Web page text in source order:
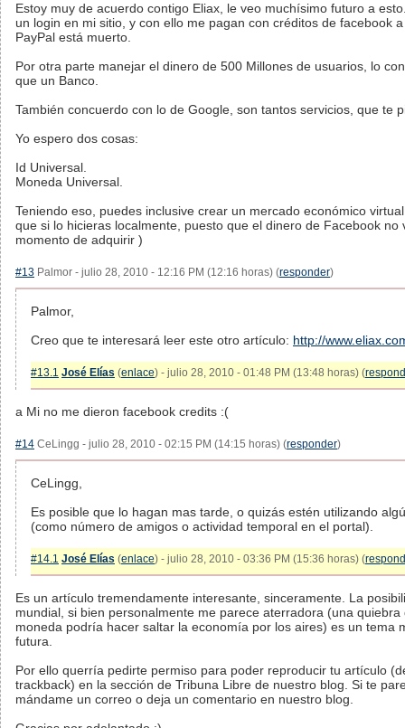
Estoy muy de acuerdo contigo Eliax, le veo muchísimo futuro a
un login en mi sitio, y con ello me pagan con créditos de facebook
PayPal está muerto.
Por otra parte manejar el dinero de 500 Millones de usuarios, lo
que un Banco.
También concuerdo con lo de Google, son tantos servicios, que te
Yo espero dos cosas:
Id Universal.
Moneda Universal.
Teniendo eso, puedes inclusive crear un mercado económico
que si lo hicieras localmente, puesto que el dinero de Facebook
momento de adquirir )
#13 Palmor - julio 28, 2010 - 12:16 PM (12:16 horas) (responder)
Palmor,
Creo que te interesará leer este otro artículo: http://
#13.1 José Elías (enlace) - julio 28, 2010 - 01:48 PM (13:48 horas) (
a Mi no me dieron facebook credits :(
#14 CeLingg - julio 28, 2010 - 02:15 PM (14:15 horas) (responder)
CeLingg,
Es posible que lo hagan mas tarde, o quizás estén utilizando
(como número de amigos o actividad temporal en el portal).
#14.1 José Elías (enlace) - julio 28, 2010 - 03:36 PM (15:36 horas) (
Es un artículo tremendamente interesante, sinceramente. La
mundial, si bien personalmente me parece aterradora (una
moneda podría hacer saltar la economía por los aires) es un tema
futura.
Por ello querría pedirte permiso para poder reproducir tu artículo
trackback) en la sección de Tribuna Libre de nuestro blog. Si te
mándame un correo o deja un comentario en nuestro blog.